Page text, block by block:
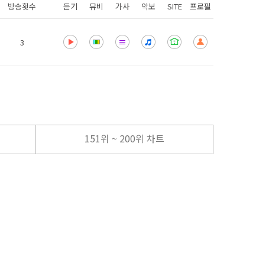
방송횟수 듣기 뮤비 가사 악보 SITE 프로필
3
151위 ~ 200위 차트